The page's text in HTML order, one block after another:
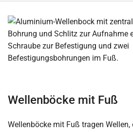
Wellenböcke mit Fuß
Wellenböcke mit Fuß tragen Wellen,